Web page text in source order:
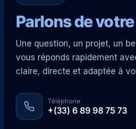
Parlons de
Une question, un projet, un
vous réponds rapidement
claire, directe et adaptée à
Téléphone
+(33) 6 89 98 75 73